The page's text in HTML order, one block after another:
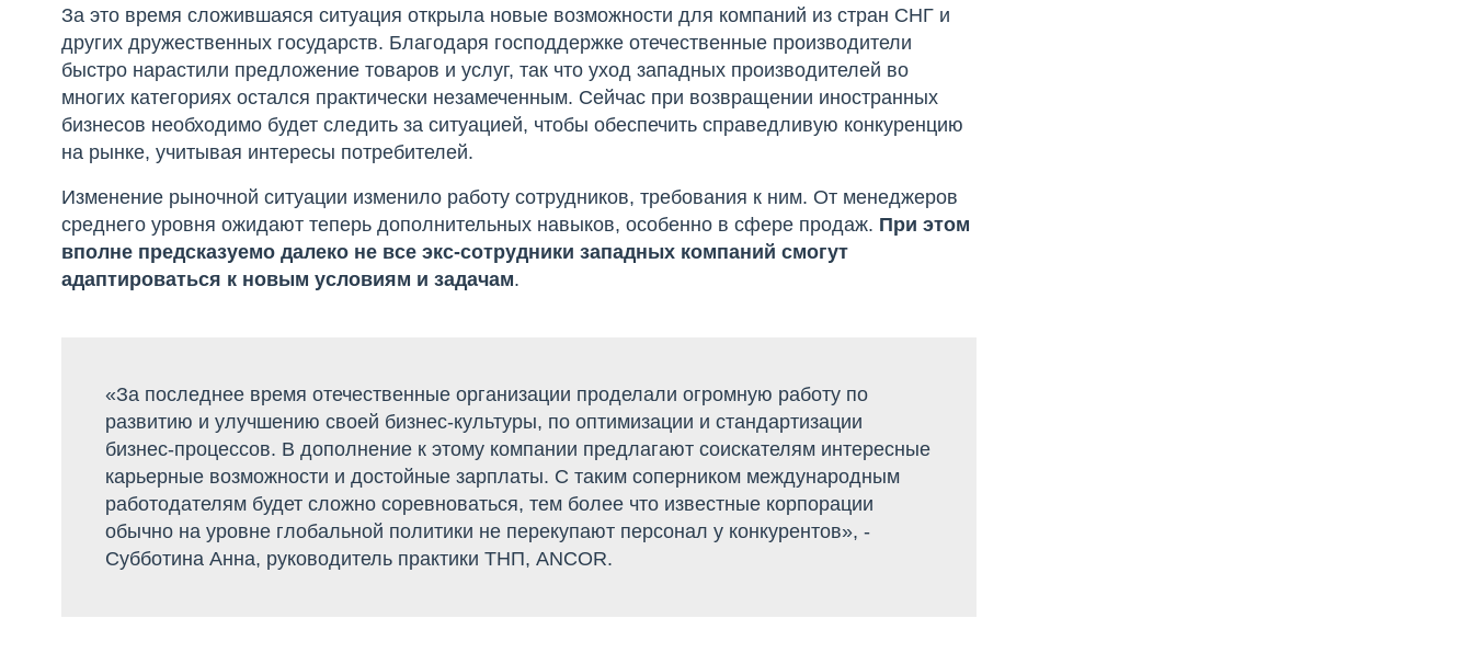
За это время сложившаяся ситуация открыла новые возможности для компаний из стран СНГ и
других дружественных государств. Благодаря господдержке отечественные производители
быстро нарастили предложение товаров и услуг, так что уход западных производителей во
многих категориях остался практически незамеченным. Сейчас при возвращении иностранных
бизнесов необходимо будет следить за ситуацией, чтобы обеспечить справедливую конкуренцию
на рынке, учитывая интересы потребителей.
Изменение рыночной ситуации изменило работу сотрудников, требования к ним. От менеджеров
среднего уровня ожидают теперь дополнительных навыков, особенно в сфере продаж. При этом
вполне предсказуемо далеко не все экс-сотрудники западных компаний смогут
адаптироваться к новым условиям и задачам.
«За последнее время отечественные организации проделали огромную работу по
развитию и улучшению своей бизнес-культуры, по оптимизации и стандартизации
бизнес-процессов. В дополнение к этому компании предлагают соискателям интересные
карьерные возможности и достойные зарплаты. С таким соперником международным
работодателям будет сложно соревноваться, тем более что известные корпорации
обычно на уровне глобальной политики не перекупают персонал у конкурентов», -
Субботина Анна, руководитель практики ТНП, ANCOR.